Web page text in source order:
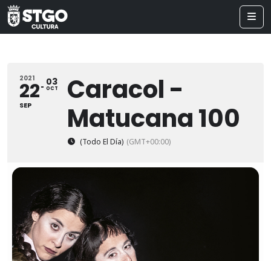
2021
22
SEP
03
OCT
Caracol -
Matucana 100
(Todo El Día) (GMT+00:00)